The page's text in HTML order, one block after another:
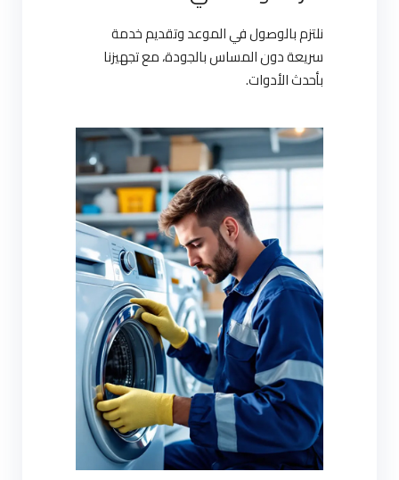
نلتزم بالوصول في الموعد وتقديم خدمة
سريعة دون المساس بالجودة، مع تجهيزنا
بأحدث الأدوات.